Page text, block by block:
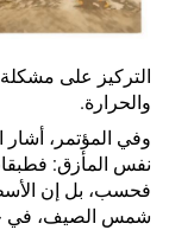
التركيز على
والحرارة.
وفي المؤتمر، أشار
نفس المأزق:
فحسب، بل إن
شمس الصيف، في جعل